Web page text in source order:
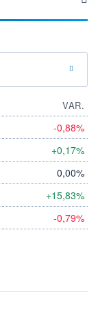
VAR.
-0,88%
+0,17%
0,00%
+15,83%
-0,79%